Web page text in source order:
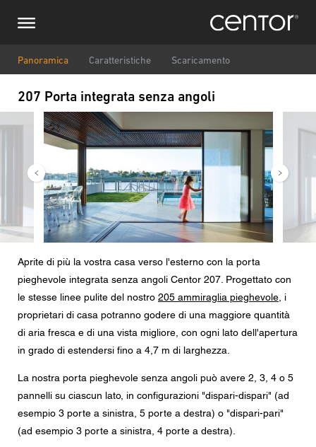
contenuto
Panoramica Caratteristiche Scaricamento
207 Porta integrata senza angoli
Immagine
Aprite di più la vostra casa verso l'esterno con la porta
pieghevole integrata senza angoli Centor 207. Progettato con
le stesse linee pulite del nostro 205 ammiraglia pieghevole , i
proprietari di casa potranno godere di una maggiore quantità
di aria fresca e di una vista migliore, con ogni lato dell'apertura
in grado di estendersi fino a 4,7 m di larghezza.
La nostra porta pieghevole senza angoli può avere 2, 3, 4 o 5
pannelli su ciascun lato, in configurazioni "dispari-dispari" (ad
esempio 3 porte a sinistra, 5 porte a destra) o "dispari-pari"
(ad esempio 3 porte a sinistra, 4 porte a destra).
Richiesta di informazioni
Numero di telefono
Paese
Codice postale
Voi siete il
Messaggio
CAPTCHA
DACH e BeNeLux
Nord America